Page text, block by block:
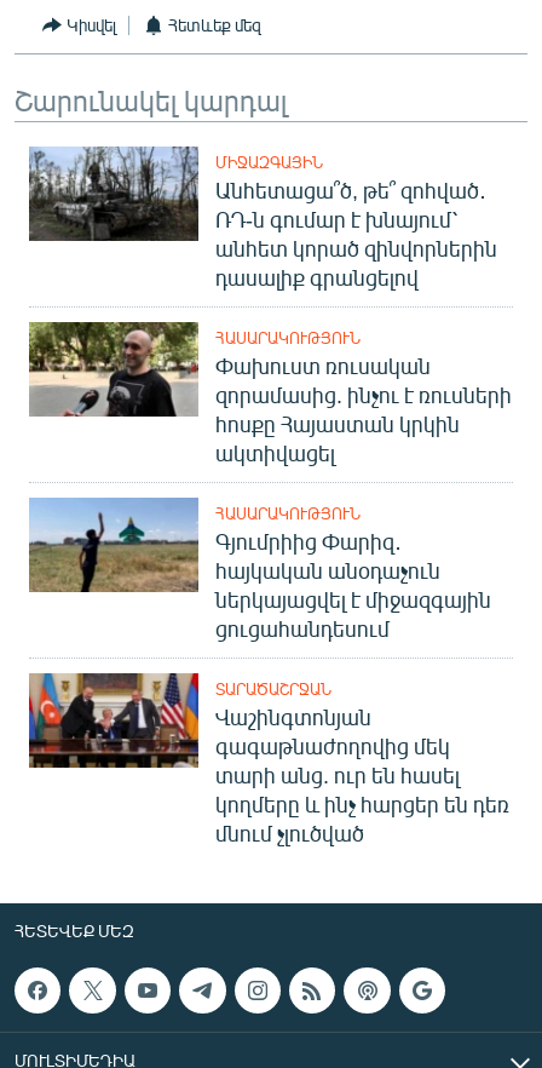
Կիսվել Հետևեք մեզ
Շարունակել կարդալ
ՄԻՋԱԶԳԱՅԻՆ
Անհետացա՞ծ, թե՞ զոհված․
ՌԴ-ն գումար է խնայում՝
անհետ կորած զինվորներին
դասալիք գրանցելով
ՀԱՍԱՐԱԿՈՒԹՅՈՒՆ
Փախուստ ռուսական
զորամասից. ինչու է ռուսների
հոսքը Հայաստան կրկին
ակտիվացել
ՀԱՍԱՐԱԿՈՒԹՅՈՒՆ
Գյումրիից Փարիզ․
հայկական անօդաչուն
ներկայացվել է միջազգային
ցուցահանդեսում
ՏԱՐԱԾԱՇՐՋԱՆ
Վաշինգտոնյան
գագաթնաժողովից մեկ
տարի անց. ուր են հասել
կողմերը և ինչ հարցեր են դեռ
մնում չլուծված
ՀԵՏԵՎԵՔ ՄԵԶ
ՄՈՒԼՏԻՄԵԴԻԱ